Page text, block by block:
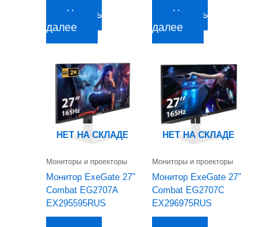
Читать
далее
Читать
далее
НЕТ НА СКЛАДЕ
Мониторы и проекторы
Монитор ExeGate 27″
Combat EG2707A
EX295595RUS
НЕТ НА СКЛАДЕ
Мониторы и проекторы
Монитор ExeGate 27″
Combat EG2707C
EX296975RUS